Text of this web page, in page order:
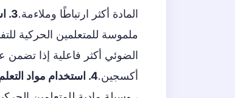
المادة أكثر ارتباطًا وملاءمة.3. استخدم الأمثلة والعروض المادية
ملموسة للمتعلمين الحركية
الضوئي أكثر فاعلية إذا
أكسجين.4. استخدام مواد التعلم عن طريق اللمس